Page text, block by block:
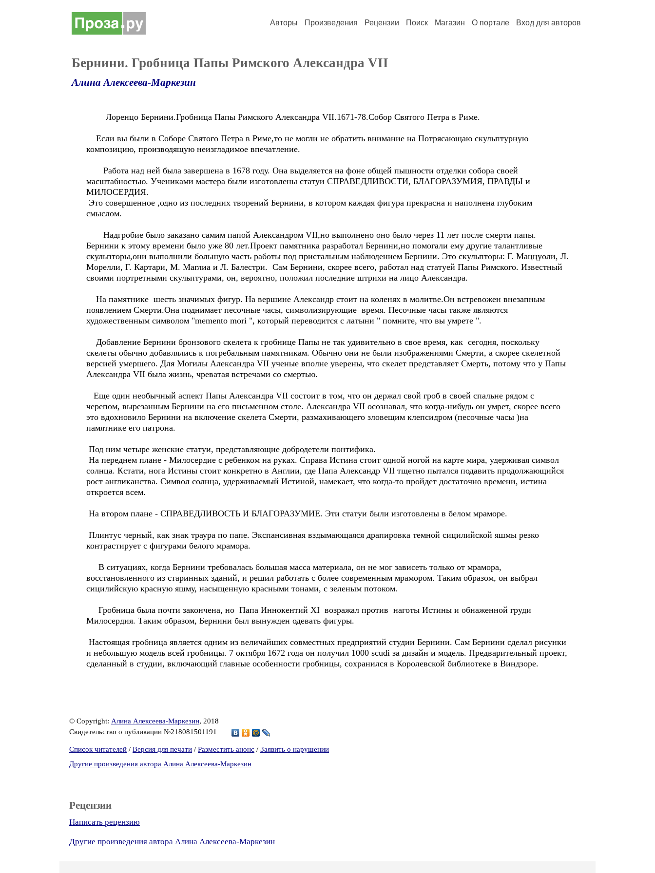
Авторы Произведения Рецензии Поиск Магазин О портале Вход для авторов
Бернини. Гробница Папы Римского Александра VII
Алина Алексеева-Маркезин
Лоренцо Бернини.Гробница Папы Римского Александра VII.1671-78.Собор Святого Петра в Риме.
Если вы были в Соборе Святого Петра в Риме,то не могли не обратить внимание на Потрясающаю скульптурную
композицию, производящую неизгладимое впечатление.
Работа над ней была завершена в 1678 году. Она выделяется на фоне общей пышности отделки собора своей
масштабностью. Учениками мастера были изготовлены статуи СПРАВЕДЛИВОСТИ, БЛАГОРАЗУМИЯ, ПРАВДЫ и
МИЛОСЕРДИЯ.
Это совершенное ,одно из последних творений Бернини, в котором каждая фигура прекрасна и наполнена глубоким
смыслом.
Надгробие было заказано самим папой Александром VII,но выполнено оно было через 11 лет после смерти папы.
Бернини к этому времени было уже 80 лет.Проект памятника разработал Бернини,но помогали ему другие талантливые
скульпторы,они выполнили большую часть работы под пристальным наблюдением Бернини. Это скульпторы: Г. Маццуоли, Л.
Морелли, Г. Картари, М. Маглиа и Л. Балестри. Сам Бернини, скорее всего, работал над статуей Папы Римского. Известный
своими портретными скульптурами, он, вероятно, положил последние штрихи на лицо Александра.
На памятнике шесть значимых фигур. На вершине Александр стоит на коленях в молитве.Он встревожен внезапным
появлением Смерти.Она поднимает песочные часы, символизирующие время. Песочные часы также являются
художественным символом "memento mori ", который переводится с латыни " помните, что вы умрете ".
Добавление Бернини бронзового скелета к гробнице Папы не так удивительно в свое время, как сегодня, поскольку
скелеты обычно добавлялись к погребальным памятникам. Обычно они не были изображениями Смерти, а скорее скелетной
версией умершего. Для Могилы Александра VII ученые вполне уверены, что скелет представляет Смерть, потому что у Папы
Александра VII была жизнь, чреватая встречами со смертью.
Еще один необычный аспект Папы Александра VII состоит в том, что он держал свой гроб в своей спальне рядом с
черепом, вырезанным Бернини на его письменном столе. Александра VII осознавал, что когда-нибудь он умрет, скорее всего
это вдохновило Бернини на включение скелета Смерти, размахивающего зловещим клепсидром (песочные часы )на
памятнике его патрона.
Под ним четыре женские статуи, представляющие добродетели понтифика.
На переднем плане - Милосердие с ребенком на руках. Справа Истина стоит одной ногой на карте мира, удерживая символ
солнца. Кстати, нога Истины стоит конкретно в Англии, где Папа Александр VII тщетно пытался подавить продолжающийся
рост англиканства. Символ солнца, удерживаемый Истиной, намекает, что когда-то пройдет достаточно времени, истина
откроется всем.
На втором плане - СПРАВЕДЛИВОСТЬ И БЛАГОРАЗУМИЕ. Эти статуи были изготовлены в белом мраморе.
Плинтус черный, как знак траура по папе. Экспансивная вздымающаяся драпировка темной сицилийской яшмы резко
контрастирует с фигурами белого мрамора.
В ситуациях, когда Бернини требовалась большая масса материала, он не мог зависеть только от мрамора,
восстановленного из старинных зданий, и решил работать с более современным мрамором. Таким образом, он выбрал
сицилийскую красную яшму, насыщенную красными тонами, с зеленым потоком.
Гробница была почти закончена, но Папа Иннокентий XI возражал против наготы Истины и обнаженной груди
Милосердия. Таким образом, Бернини был вынужден одевать фигуры.
Настоящая гробница является одним из величайших совместных предприятий студии Бернини. Сам Бернини сделал рисунки
и небольшую модель всей гробницы. 7 октября 1672 года он получил 1000 scudi за дизайн и модель. Предварительный проект,
сделанный в студии, включающий главные особенности гробницы, сохранился в Королевской библиотеке в Виндзоре.
© Copyright: Алина Алексеева-Маркезин, 2018
Свидетельство о публикации №218081501191
Список читателей / Версия для печати / Разместить анонс / Заявить о нарушении
Другие произведения автора Алина Алексеева-Маркезин
Рецензии
Написать рецензию
Другие произведения автора Алина Алексеева-Маркезин